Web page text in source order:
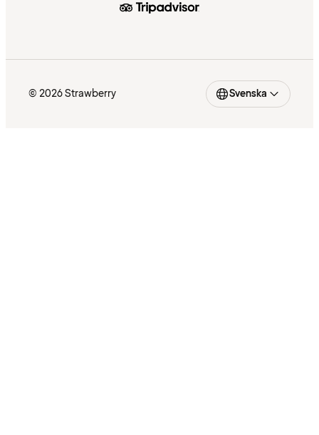
© 2026 Strawberry Svenska